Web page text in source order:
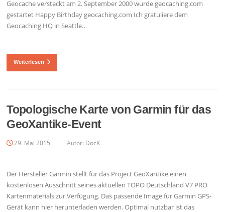
Geocache versteckt am 2. September 2000 wurde geocaching.com
gestartet Happy Birthday geocaching.com Ich gratuliere dem
Geocaching HQ in Seattle…
Weiterlesen
Topologische Karte von Garmin für das
GeoXantike-Event
29. Mai 2015 Autor: DocX
Der Hersteller Garmin stellt für das Project GeoXantike einen
kostenlosen Ausschnitt seines aktuellen TOPO Deutschland V7 PRO
Kartenmaterials zur Verfügung. Das passende Image für Garmin GPS-
Gerät kann hier herunterladen werden. Optimal nutzbar ist das